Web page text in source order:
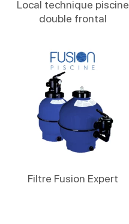
Local technique piscine
double frontal
Filtre Fusion Expert